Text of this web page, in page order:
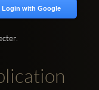
Login with Google